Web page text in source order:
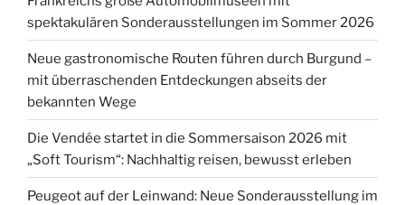
spektakulären Sonderausstellungen im Sommer 2026
Neue gastronomische Routen führen durch Burgund –
mit überraschenden Entdeckungen abseits der
bekannten Wege
Die Vendée startet in die Sommersaison 2026 mit
„Soft Tourism“: Nachhaltig reisen, bewusst erleben
Peugeot auf der Leinwand: Neue Sonderausstellung im